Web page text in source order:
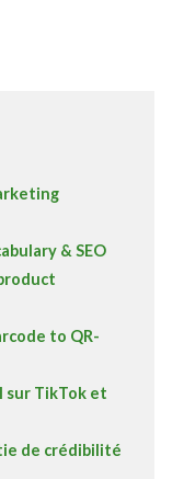
& SEO
to QR-
sur TikTok et
de crédibilité